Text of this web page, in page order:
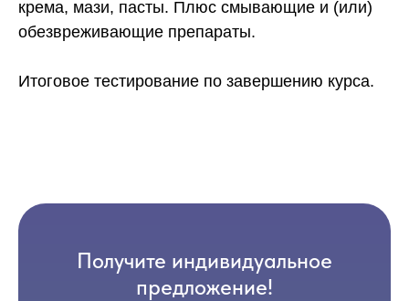
крема, мази, пасты. Плюс смывающие и (или)
обезвреживающие препараты.
Итоговое тестирование по завершению курса.
Получите индивидуальное
предложение!